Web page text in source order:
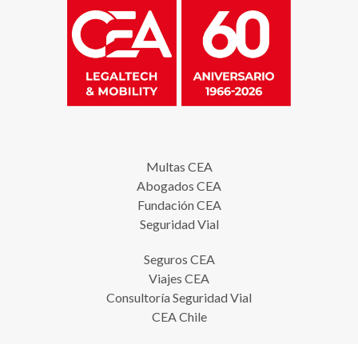
Multas CEA
Abogados CEA
Fundación CEA
Seguridad Vial
Seguros CEA
Viajes CEA
Consultoría Seguridad Vial
CEA Chile